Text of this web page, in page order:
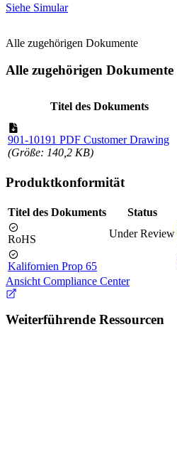
Siehe Simular
Alle zugehörigen Dokumente
Alle zugehörigen Dokumente
Titel des Dokuments
901-10191 PDF Customer Drawing
(Größe: 140,2 KB)
Produktkonformität
Titel des Dokuments Status
RoHS Under Review
Kalifornien Prop 65
Ansicht Compliance Center
Weiterführende Ressourcen